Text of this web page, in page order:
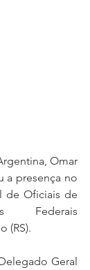
Omar
a presença no
de Oficiais de
Federais
(RS).
Geral